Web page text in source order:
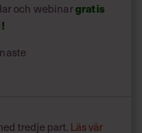
och webinargratis
tredje part. Läs vår